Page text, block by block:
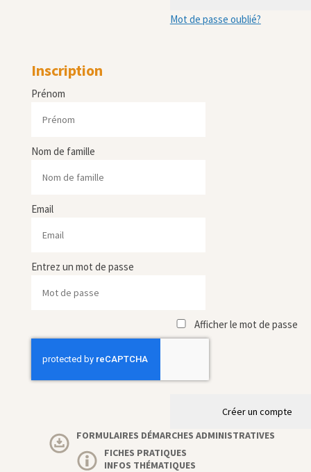
Mot de passe oublié?
Inscription
Prénom
Nom de famille
Email
Entrez un mot de passe
Afficher le mot de passe
Créer un compte
FORMULAIRES DÉMARCHES ADMINISTRATIVES
FICHES PRATIQUES
INFOS THÉMATIQUES